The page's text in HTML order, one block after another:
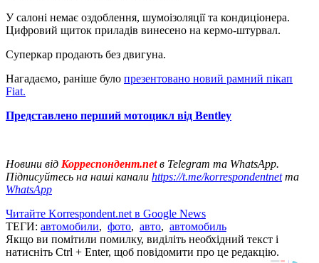
У салоні немає оздоблення, шумоізоляції та кондиціонера.
Цифровий щиток приладів винесено на кермо-штурвал.
Суперкар продають без двигуна.
Нагадаємо, раніше було презентовано новий рамний пікап
Fiat.
Представлено перший мотоцикл від Bentley
Новини від Корреспондент.netв Telegram та WhatsApp.
Підписуйтесь на наші канали https://t.me/korrespondentnetта
WhatsApp
Читайте Korrespondent.net в Google News
ТЕГИ: автомобили, фото, авто, автомобиль
Якщо ви помітили помилку, виділіть необхідний текст і
натисніть Ctrl + Enter, щоб повідомити про це редакцію.